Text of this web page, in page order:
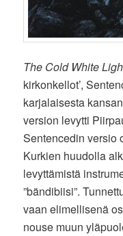
The Cold White
kirkonkellot’,
karjalaisesta
version levytti
Sentencedin versio
Kurkien huudolla
levyttämistä
”bändibiisi”.
vaan elimellisenä
nouse muun